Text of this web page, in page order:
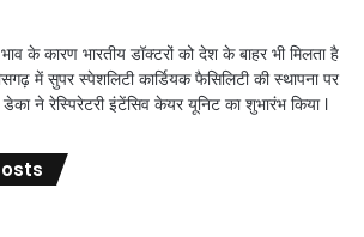
के कारण भारतीय डॉक्टरों को देश के बाहर भी मिलता है
में सुपर स्पेशलिटी कार्डियक फैसिलिटी की स्थापना पर
डेका ने रेस्पिरेटरी इंटेंसिव केयर यूनिट का शुभारंभ किया l